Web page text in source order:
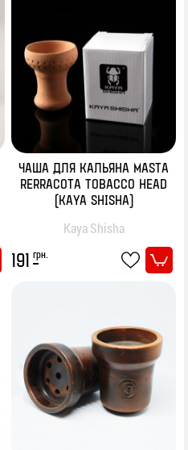
ЧАША ДЛЯ КАЛЬЯНА MASTA
RERRACOTA TOBACCO HEAD
(KAYA SHISHA)
Kaya Shisha
191 грн.